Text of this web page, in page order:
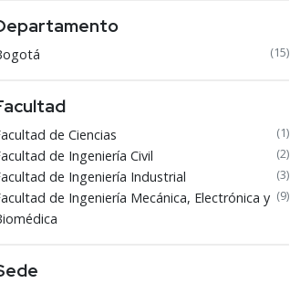
(15)
de Ciencias (1)
de Ingeniería Civil (2)
de Ingeniería Industrial (3)
de Ingeniería Mecánica, Electrónica y (9)